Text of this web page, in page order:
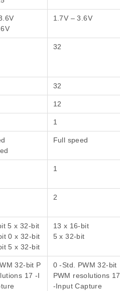
1.7V – 3.6V
32
32
12
1
Full speed
1
2
5 x 32-bit
0 x 32-bit
5 x 32-bit
13 x 16-bit
5 x 32-bit
32-bit P
17 -I
0 -Std. PWM 32-bit
PWM resolutions 17
-Input Capture